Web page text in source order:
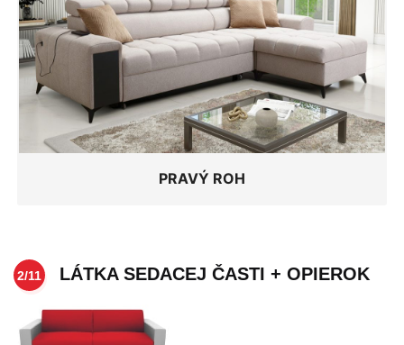
PRAVÝ ROH
2/11 LÁTKA SEDACEJ ČASTI + OPIEROK